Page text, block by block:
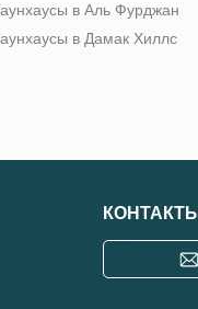
в Аль Фурджан
в Дамак Хиллс
КОНТАКТЫ